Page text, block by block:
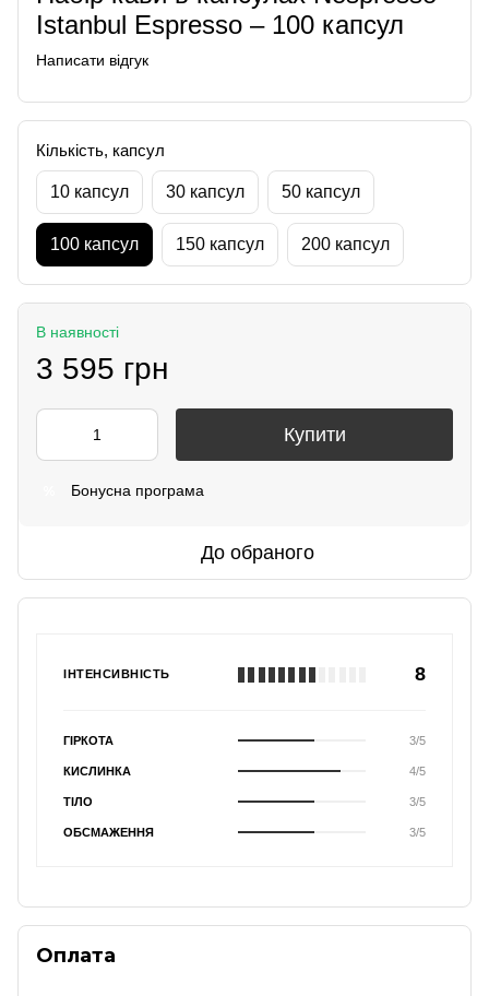
Istanbul Espresso – 100 капсул
Написати відгук
Кількість, капсул
10 капсул 30 капсул 50 капсул
100 капсул 150 капсул 200 капсул
В наявності
3 595 грн
Купити
Бонусна програма
До обраного
ІНТЕНСИВНІСТЬ 8
ГІРКОТА 3/5
КИСЛИНКА 4/5
ТІЛО 3/5
ОБСМАЖЕННЯ 3/5
Оплата